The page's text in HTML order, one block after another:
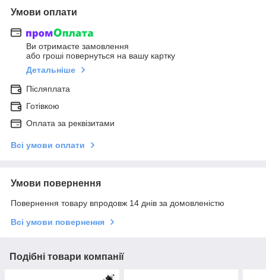
Умови оплати
Ви отримаєте замовлення
або гроші повернуться на вашу картку
Детальніше
Післяплата
Готівкою
Оплата за реквізитами
Всі умови оплати
Умови повернення
Повернення товару впродовж 14 днів за домовленістю
Всі умови повернення
Подібні товари компанії